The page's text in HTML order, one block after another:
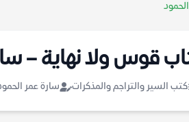
قوس ولا نهاية –
كتب السير والتراجم والمذكرات سارة عمر